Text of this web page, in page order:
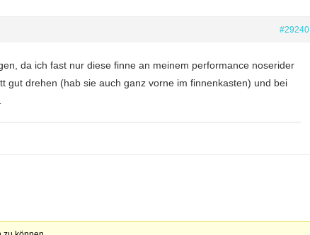
#29240
da ich fast nur diese finne an meinem performance noserider
gut drehen (hab sie auch ganz vorne im finnenkasten) und bei